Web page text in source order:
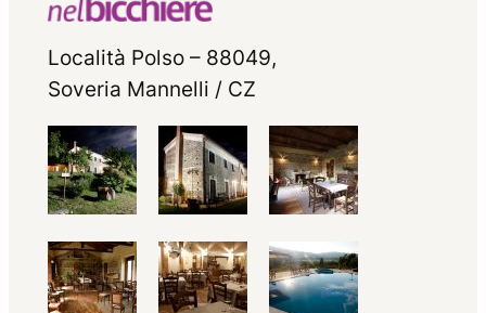
Località Polso – 88049,
Soveria Mannelli / CZ